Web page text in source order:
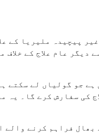
دیگر عام علاج کے
ہے جو گولیاں لے سکتے
کی سفارش کرے گا۔
فراہم کرنے والے